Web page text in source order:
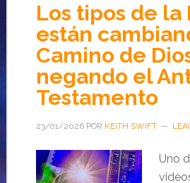
Los tipos de la
están
Camino de
negando el
Testamento
23/01/2026POR KEITH SWIFT
Uno